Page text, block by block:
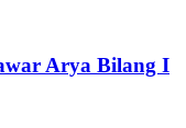
Arya Bilang I